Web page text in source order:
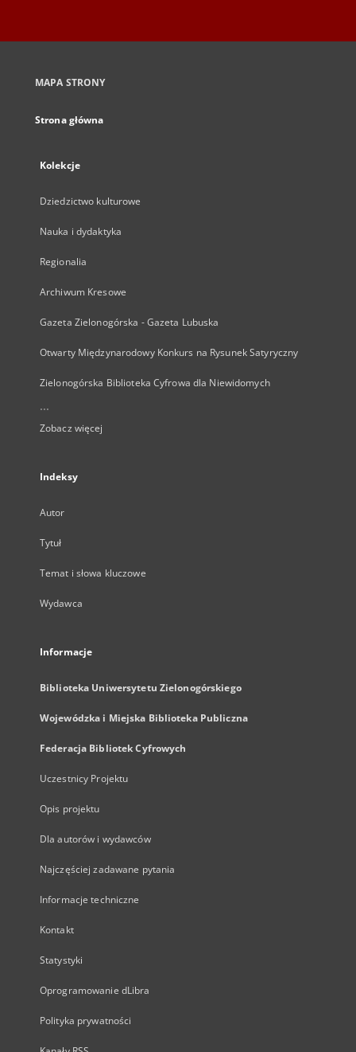
MAPA STRONY
Strona główna
Kolekcje
Dziedzictwo kulturowe
Nauka i dydaktyka
Regionalia
Archiwum Kresowe
Gazeta Zielonogórska - Gazeta Lubuska
Otwarty Międzynarodowy Konkurs na Rysunek Satyryczny
Zielonogórska Biblioteka Cyfrowa dla Niewidomych
...
Zobacz więcej
Indeksy
Autor
Tytuł
Temat i słowa kluczowe
Wydawca
Informacje
Biblioteka Uniwersytetu Zielonogórskiego
Wojewódzka i Miejska Biblioteka Publiczna
Federacja Bibliotek Cyfrowych
Uczestnicy Projektu
Opis projektu
Dla autorów i wydawców
Najczęściej zadawane pytania
Informacje techniczne
Kontakt
Statystyki
Oprogramowanie dLibra
Polityka prywatności